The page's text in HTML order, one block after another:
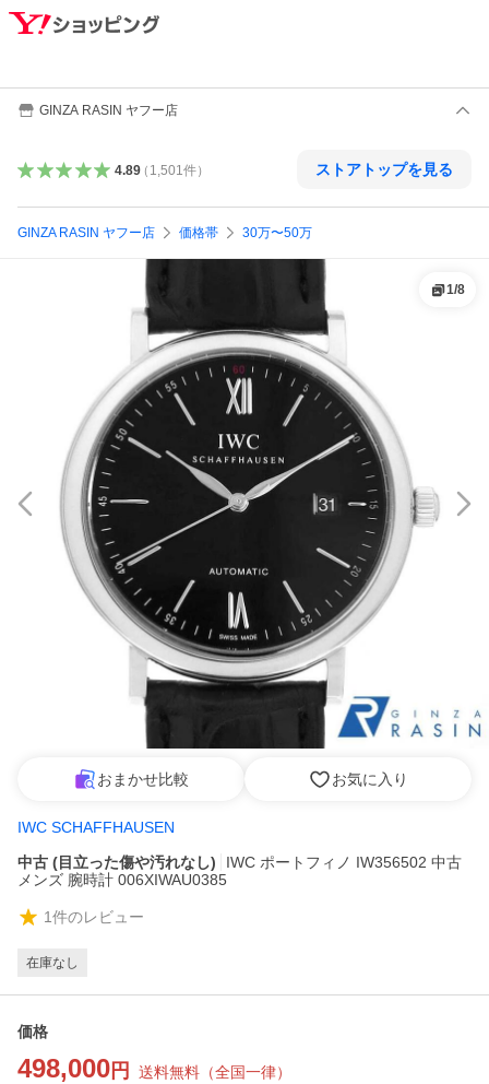
GINZA RASIN ヤフー店
4.89（ 1,501件） ストアトップを見る
GINZA RASIN ヤフー店 価格帯 30万〜50万
1/8
おまかせ比較 お気に入り
IWC SCHAFFHAUSEN
中古 (目立った傷や汚れなし)
IWC ポートフィノ IW356502 中古
メンズ 腕時計 006XIWAU0385
1件のレビュー
在庫なし
価格
498,000 円 送料無料 （全国一律）